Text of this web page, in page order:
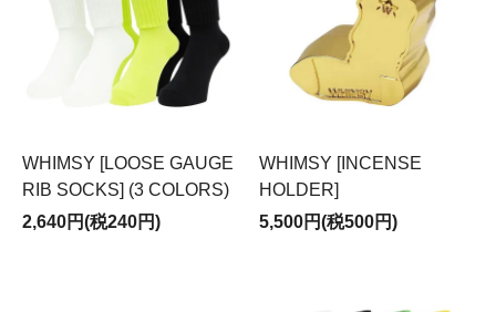
WHIMSY [LOOSE GAUGE
RIB SOCKS] (3 COLORS)
2,640円(税240円)
WHIMSY [INCENSE
HOLDER]
5,500円(税500円)